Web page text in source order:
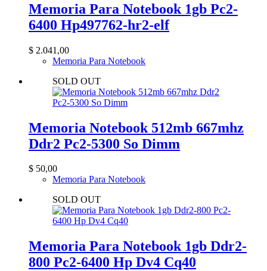
Memoria Para Notebook 1gb Pc2-
6400 Hp497762-hr2-elf
$ 2.041,00
Memoria Para Notebook
SOLD OUT
Memoria Notebook 512mb 667mhz
Ddr2 Pc2-5300 So Dimm
$ 50,00
Memoria Para Notebook
SOLD OUT
Memoria Para Notebook 1gb Ddr2-
800 Pc2-6400 Hp Dv4 Cq40